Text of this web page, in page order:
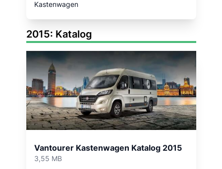
Kastenwagen
2015: Katalog
Vantourer Kastenwagen Katalog 2015
3,55 MB